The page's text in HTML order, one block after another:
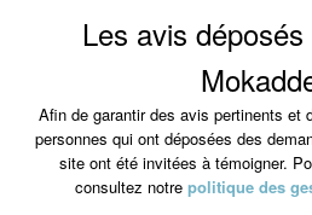
Les avis
Afin de garantir des avis pertinents et
personnes qui ont déposées des
site ont été invitées à témoigner.
consultez notrepolitique des